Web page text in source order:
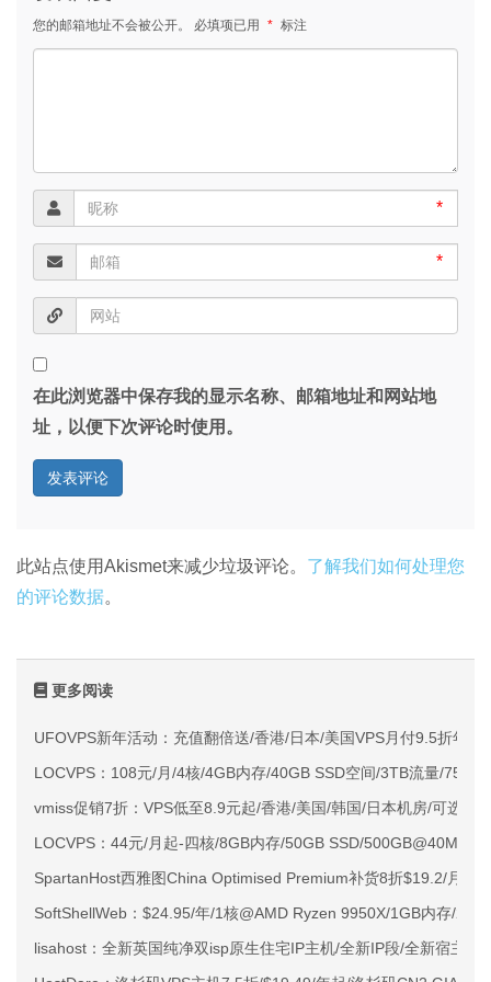
您的邮箱地址不会被公开。 必填项已用 * 标注
*
*
在此浏览器中保存我的显示名称、邮箱地址和网站地
址，以便下次评论时使用。
此站点使用Akismet来减少垃圾评论。 了解我们如何处理您
的评论数据。
更多阅读
UFOVPS新年活动：充值翻倍送/香港/日本/美国VPS月付9.5折年
LOCVPS：108元/月/4核/4GB内存/40GB SSD空间/3TB流量/
vmiss促销7折：VPS低至8.9元起/香港/美国/韩国/日本机房/可选
LOCVPS：44元/月起-四核/8GB内存/50GB SSD/
SpartanHost西雅图China Optimised Premium补货8折$19.2/月起
SoftShellWeb：$24.95/年/1核@AMD Ryzen 9950X/1GB内存/
lisahost：全新英国纯净双isp原生住宅IP主机/全新IP段/全新宿主机